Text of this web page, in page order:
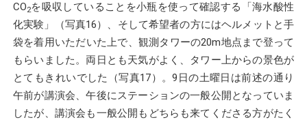
CO2を吸収していることを小瓶を使って確認する「海水酸性
化実験」（写真16）、そして希望者の方にはヘルメットと手
袋を着用いただいた上で、観測タワーの20m地点まで登って
もらいました。両日とも天気がよく、タワー上からの景色が
とてもきれいでした（写真17）。9日の土曜日は前述の通り
午前が講演会、午後にステーションの一般公開となっていま
したが、講演会も一般公開もどちらも来てくださる方がたく